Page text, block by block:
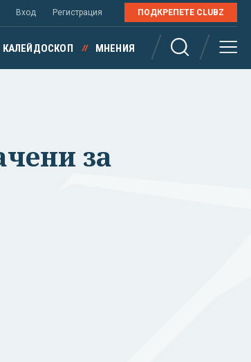
Вход Регистрация ПОДКРЕПЕТЕ CLUBZ
КАЛЕЙДОСКОП МНЕНИЯ
за